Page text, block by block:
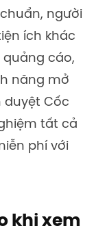
người
ích khác
cáo,
năng mở
duyệt Cốc
tất cả
phí với
khi xem